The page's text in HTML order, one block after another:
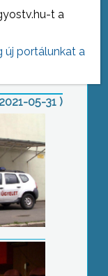
05-31 )
t a
új portálunkat a